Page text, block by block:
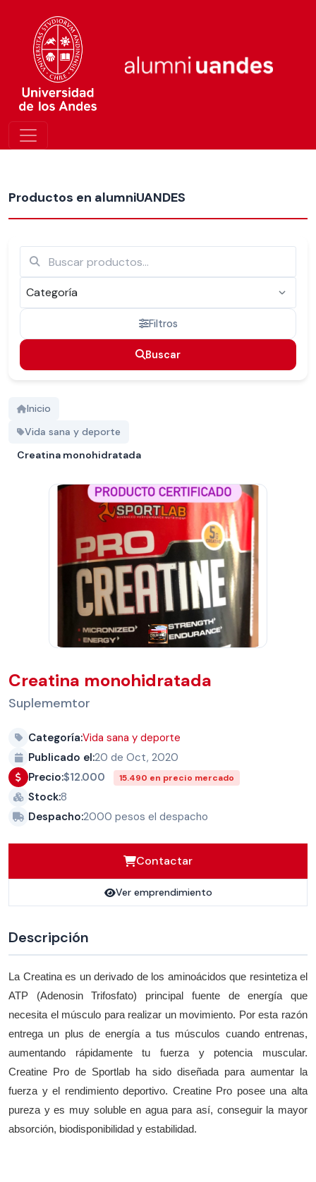
Productos en alumniUANDES
Filtros
Buscar
Inicio
Vida sana y deporte
Creatina monohidratada
Creatina monohidratada
Suplememtor
Categoría:Vida sana y deporte
Publicado el:20 de Oct, 2020
Precio:$12.000 15.490 en precio mercado
Stock:8
Despacho:2000 pesos el despacho
Contactar
Ver emprendimiento
Descripción
La Creatina es un derivado de los aminoácidos que resintetiza el
ATP (Adenosin Trifosfato) principal fuente de energía que
necesita el músculo para realizar un movimiento. Por esta razón
entrega un plus de energía a tus músculos cuando entrenas,
aumentando rápidamente tu fuerza y potencia muscular.
Creatine Pro de Sportlab ha sido diseñada para aumentar la
fuerza y el rendimiento deportivo. Creatine Pro posee una alta
pureza y es muy soluble en agua para así, conseguir la mayor
absorción, biodisponibilidad y estabilidad.